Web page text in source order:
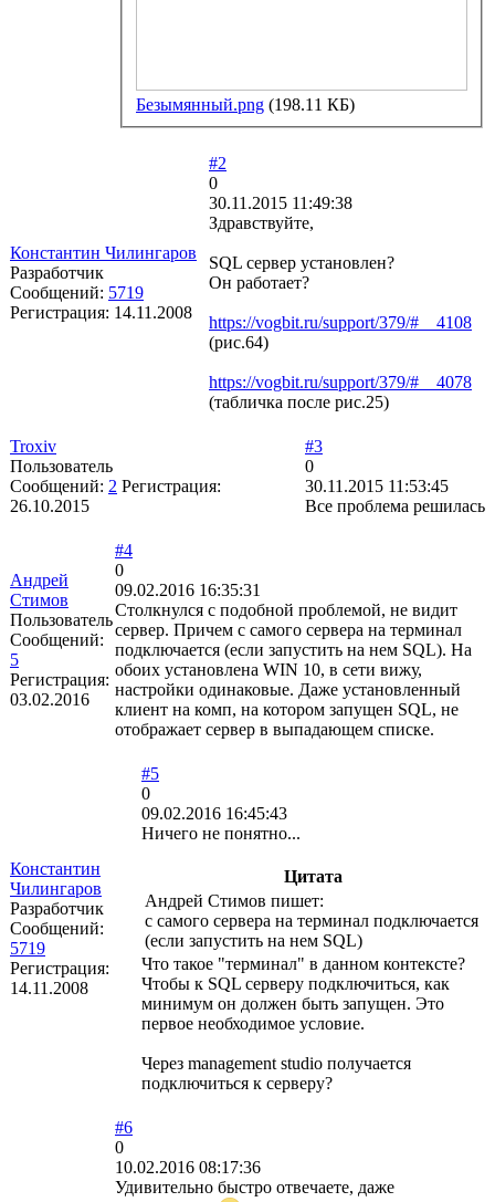
Безымянный.png (198.11 КБ)
Константин Чилингаров
Разработчик
Сообщений: 5719
Регистрация: 14.11.2008
#2
0
30.11.2015 11:49:38
Здравствуйте,
SQL сервер установлен?
Он работает?
https://vogbit.ru/support/379/#__4108
(рис.64)
https://vogbit.ru/support/379/#__4078
(табличка после рис.25)
Troxiv
Пользователь
Сообщений: 2 Регистрация:
26.10.2015
#3
0
30.11.2015 11:53:45
Все проблема решилась
Андрей
Стимов
Пользователь
Сообщений:
5
Регистрация:
03.02.2016
#4
0
09.02.2016 16:35:31
Столкнулся с подобной проблемой, не видит
сервер. Причем с самого сервера на терминал
подключается (если запустить на нем SQL). На
обоих установлена WIN 10, в сети вижу,
настройки одинаковые. Даже установленный
клиент на комп, на котором запущен SQL, не
отображает сервер в выпадающем списке.
Константин
Чилингаров
Разработчик
Сообщений:
5719
Регистрация:
14.11.2008
#5
0
09.02.2016 16:45:43
Ничего не понятно...
Цитата
Андрей Стимов пишет:
с самого сервера на терминал подключается
(если запустить на нем SQL)
Что такое "терминал" в данном контексте?
Чтобы к SQL серверу подключиться, как
минимум он должен быть запущен. Это
первое необходимое условие.
Через management studio получается
подключиться к серверу?
#6
0
10.02.2016 08:17:36
Удивительно быстро отвечаете, даже